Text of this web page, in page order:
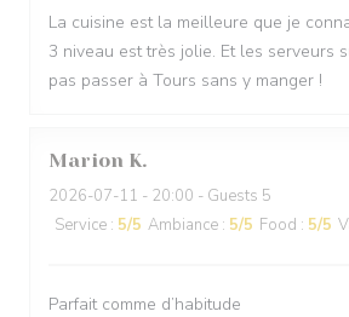
La cuisine est la meilleure que je
3 niveau est très jolie. Et les serveurs
pas passer à Tours sans y manger !
Marion K
2026-07-11 - 20:00 - Guests 5
Service : 5/5 Ambiance : 5/5 Food : 5/5
Parfait comme d’habitude